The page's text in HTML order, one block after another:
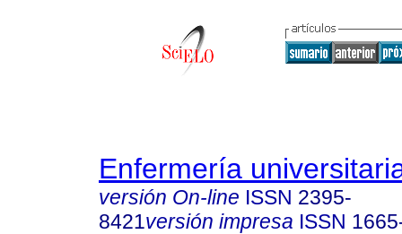
Enfermería
versión On-line ISSN 2395-
8421versión impresa ISSN